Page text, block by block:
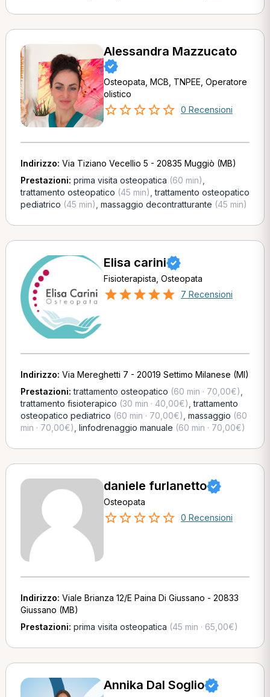
Alessandra Mazzucato
Osteopata, MCB, TNPEE, Operatore
olistico
0 Recensioni
Indirizzo: Via Tiziano Vecellio 5 - 20835 Muggiò (MB)
Prestazioni: prima visita osteopatica (60 min)
trattamento osteopatico (45 min) ,trattamento osteopatico
pediatrico (45 min) massaggio decontratturante (45 min)
Elisa carini
Fisioterapista, Osteopata
7 Recensioni
Indirizzo: Via Mereghetti 7 - 20019 Settimo Milanese (MI)
Prestazioni:trattamento osteopatico (60 min · 70,00€)
trattamento fisioterapico (30 min · 40,00€) ,trattamento
osteopatico pediatrico (60 min · 70,00€) massaggio (60
min · 70,00€) linfodrenaggio manuale (60 min · 70,00€)
daniele furlanetto
Osteopata
0 Recensioni
Indirizzo: Viale Brianza 12/E Paina Di Giussano - 20833
Giussano (MB)
Prestazioni: prima visita osteopatica (45 min · 65,00€)
Annika Dal Soglio